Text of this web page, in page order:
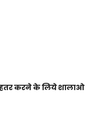
करने के लिये शालाओ